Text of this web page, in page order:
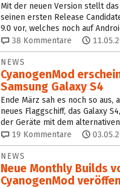
Mit der neuen Version stellt das
seinen ersten Release
9.0 vor, welches noch auf
38 Kommentare
NEWS
CyanogenMod
Samsung Galaxy S4
Ende März sah es noch so aus,
neues Flaggschiff, das Galaxy
der Geräte mit dem
19 Kommentare
NEWS
Neue Monthly Builds
CyanogenMod